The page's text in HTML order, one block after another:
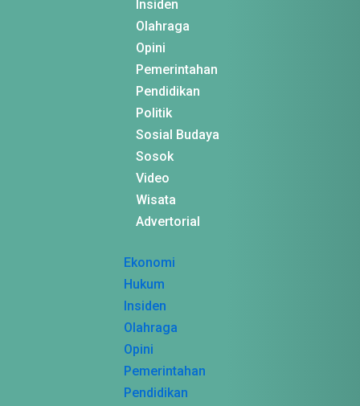
Insiden
Olahraga
Opini
Pemerintahan
Pendidikan
Politik
Sosial Budaya
Sosok
Video
Wisata
Advertorial
Ekonomi
Hukum
Insiden
Olahraga
Opini
Pemerintahan
Pendidikan